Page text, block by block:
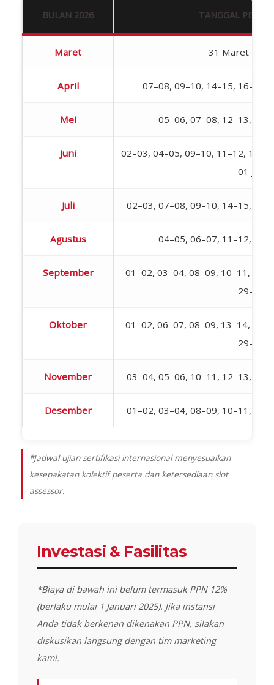
BULAN 2026 TANGGAL
Maret 31 Maret – 01
April 07–08, 09–10, 14–15, 16–17,
Mei 05–06, 07–08, 12–13,
Juni
02–03, 04–05, 09–10, 11–12,
01 Juli
Juli 02–03, 07–08, 09–10, 14–15,
Agustus 04–05, 06–07, 11–12,
September
01–02, 03–04, 08–09, 10–11,
29–30
Oktober
01–02, 06–07, 08–09, 13–14,
29–30
November 03–04, 05–06, 10–11, 12–13,
Desember 01–02, 03–04, 08–09, 10–11,
*Jadwal ujian sertifikasi internasional menyesuaikan
kesepakatan kolektif peserta dan ketersediaan slot
assessor.
Investasi & Fasilitas
*Biaya di bawah ini belum termasuk PPN 12%
(berlaku mulai 1 Januari 2025). Jika instansi
Anda tidak berkenan dikenakan PPN, silakan
diskusikan langsung dengan tim marketing
kami.